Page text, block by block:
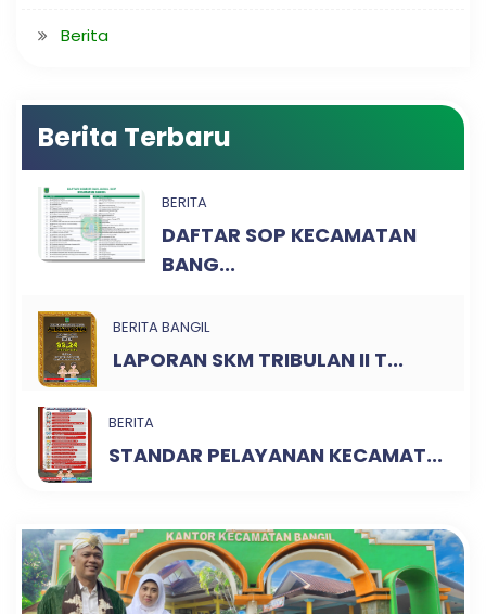
Berita
Berita Terbaru
BERITA
DAFTAR SOP KECAMATAN
BANG...
BERITA BANGIL
LAPORAN SKM TRIBULAN II T...
BERITA
STANDAR PELAYANAN KECAMAT...